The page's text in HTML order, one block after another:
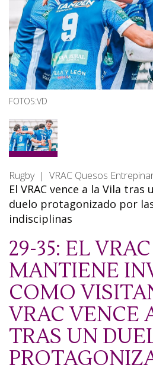
FOTOS:VD
Rugby | VRAC Quesos
El VRAC vence a la Vila tras
duelo protagonizado por
indisciplinas
29-35: EL
MANTIENE
COMO
VRAC VENCE
TRAS UN